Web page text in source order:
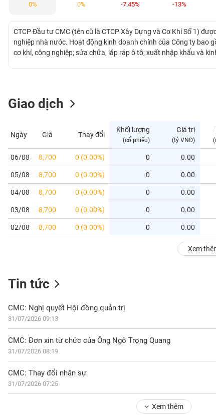
0%
0%
-7.45%
-13%
CTCP Đầu tư CMC (tên cũ là CTCP Xây Dựng và Cơ Khí Số 1)
nghiệp nhà nước. Hoạt động kinh doanh chính của Công ty bao
cơ khí, công nghiệp; sửa chữa, lắp ráp ô tô; xuất nhập khẩu và
Giao dịch
Ngày Giá Thay đổi
Khối lượng
(cổ phiếu)
Giá trị
(tỷ VNĐ)
06/08 8,700 0 (0.00%) 0 0.00
05/08 8,700 0 (0.00%) 0 0.00
04/08 8,700 0 (0.00%) 0 0.00
03/08 8,700 0 (0.00%) 0 0.00
02/08 8,700 0 (0.00%) 0 0.00
Xem
Tin tức
CMC: Nghị quyết Hội đồng quản trị
31/07/2026 09:13
CMC: Đơn xin từ chức của Ông Ngô Trọng Quang
31/07/2026 08:19
CMC: Thay đổi nhân sự
31/07/2026 07:25
Xem thêm
GIỚI
CÁ
NHÂN
PHÂN
TÍCH
VIETSTOCKFINANCE
DOANH
NGHIỆP
CỔ
PHIẾU